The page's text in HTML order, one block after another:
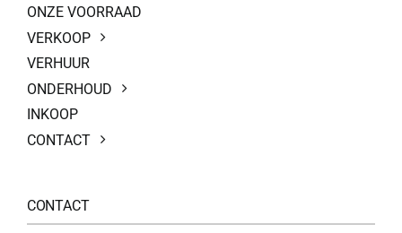
ONZE VOORRAAD
VERKOOP
VERHUUR
ONDERHOUD
INKOOP
CONTACT
CONTACT